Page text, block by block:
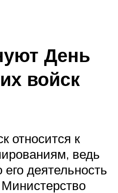
День
войск
относится к
ведь
деятельность